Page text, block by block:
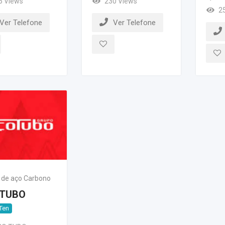
Telefone Ver Telefone
aço Carbono